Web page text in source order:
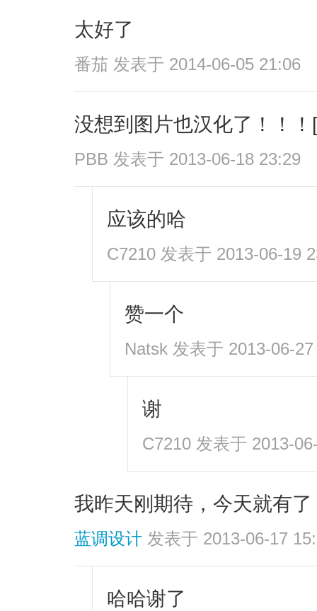
太好了
番茄 发表于 2014-06-05 21:06
没想到图片也汉化了！！
PBB 发表于 2013-06-18 23:29
应该的哈
C7210 发表于 2013-06-19
赞一个
Natsk 发表于 2013-06-
谢
C7210 发表于 2013-
我昨天刚期待，今天就有
蓝调设计 发表于 2013-06-17
哈哈谢了